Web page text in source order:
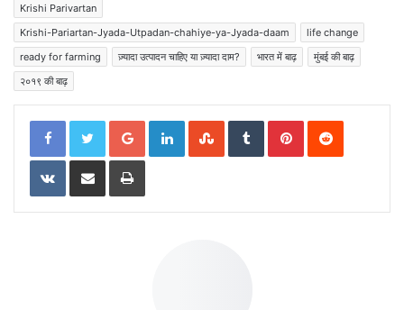
Krishi Parivartan
Krishi-Pariartan-Jyada-Utpadan-chahiye-ya-Jyada-daam
life change
ready for farming
ज़्यादा उत्पादन चाहिए या ज़्यादा दाम? भारत में बाढ़
मुंबई की बाढ़
२०१९ की बाढ़
Google+LinkedInStumbleUpon
TumblrPinterestReddit
VKontakte
Share via Email Print